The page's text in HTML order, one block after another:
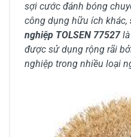
sợi cước đánh bóng
công dụng hữu ích khác,
nghiệp TOLSEN 77527là
được sử dụng rộng rãi
nghiệp trong nhiều loại